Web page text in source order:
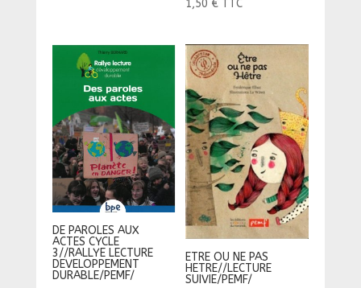
1,50 € TTC
DE PAROLES AUX
ACTES CYCLE
3//RALLYE LECTURE
DEVELOPPEMENT
DURABLE/PEMF/
ETRE OU NE PAS
HETRE//LECTURE
SUIVIE/PEMF/